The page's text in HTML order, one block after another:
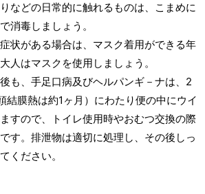
などの日常的に触れるものは、こまめに
消毒しましょう。
状がある場合は、マスク着用ができる年
人はマスクを使用しましょう。
も、手足口病及びヘルパンギ－ナは、2
結膜熱は約1ヶ月）にわたり便の中にウイ
すので、トイレ使用時やおむつ交換の際
す。排泄物は適切に処理し、その後しっ
ください。